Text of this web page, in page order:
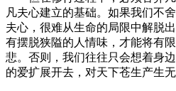
凡夫心建立的基础。如果我们不
夫心，很难从生命的局限中解脱
有摆脱狭隘的人情味，才能将有
悲。否则，我们往往只会想着身
的爱扩展开去，对天下苍生产生